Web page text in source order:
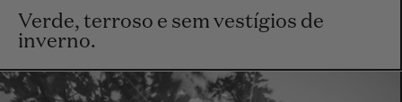
Verde, terroso e sem vestígios de
inverno.